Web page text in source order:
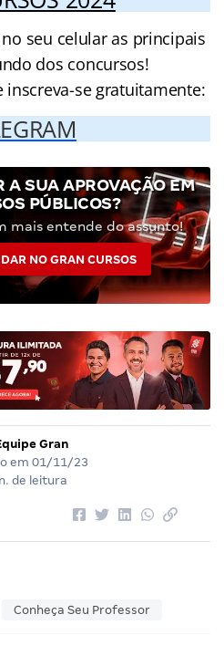
seu celular as principais
dos concursos!
inscreva-se gratuitamente:
A SUA APROVAÇÃO EM
PÚBLICOS?
mais entende do assunto!
NO GRAN CURSOS
Gran
em 01/11/23
de leitura
Conheça Seu Professor